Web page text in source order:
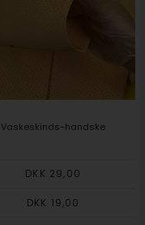
Vaskeskinds-handske
DKK 29,00
DKK 19,00